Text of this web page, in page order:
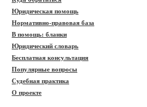
Юридическая помощь
Нормативно-правовая база
В помощь: бланки
Юридический словарь
Бесплатная консультация
Популярные вопросы
Судебная практика
О проекте